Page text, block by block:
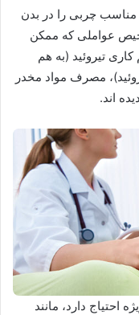
مناسب چربی را در بدن
عواملی که ممکن
تیروئید (به هم
مصرف مواد مخدر
اند.
احتیاج دارد، مانند